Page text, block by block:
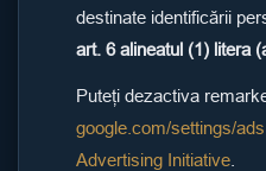
destinate identificării
art. 6 alineatul (1) litera
Puteți dezactiva
google.com/settings/ads
Advertising Initiative